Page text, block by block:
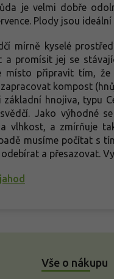
je velmi dobře
Plody jsou
mírně kyselé
a promísit jej se
místo připravit tím,
kompost
hnojiva, typu
Jako výhodné
vlhkost, a zmírňuje
musíme počítat s
a přesazovat.
Vše o nákupu